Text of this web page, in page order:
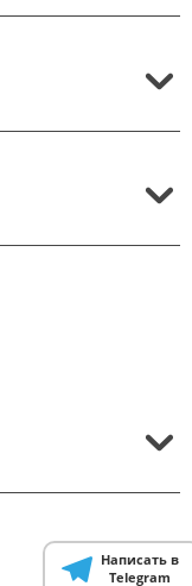
Написать в
Telegram